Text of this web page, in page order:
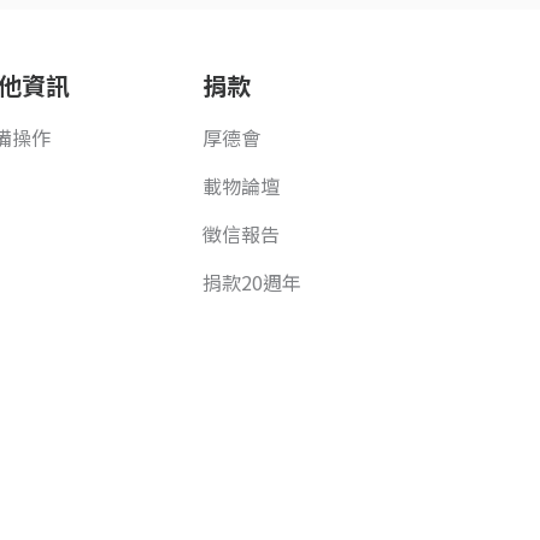
資訊
操作
捐款
厚德會
載物論壇
徵信報告
捐款20週年